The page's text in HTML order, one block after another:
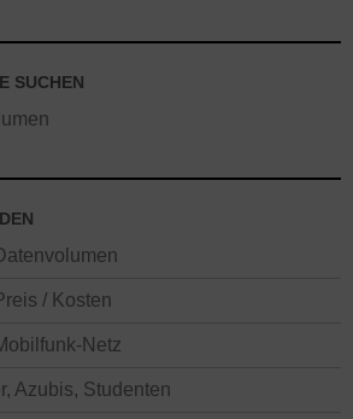
SUCHEN
/ Kosten
Netz
Azubis, Studenten